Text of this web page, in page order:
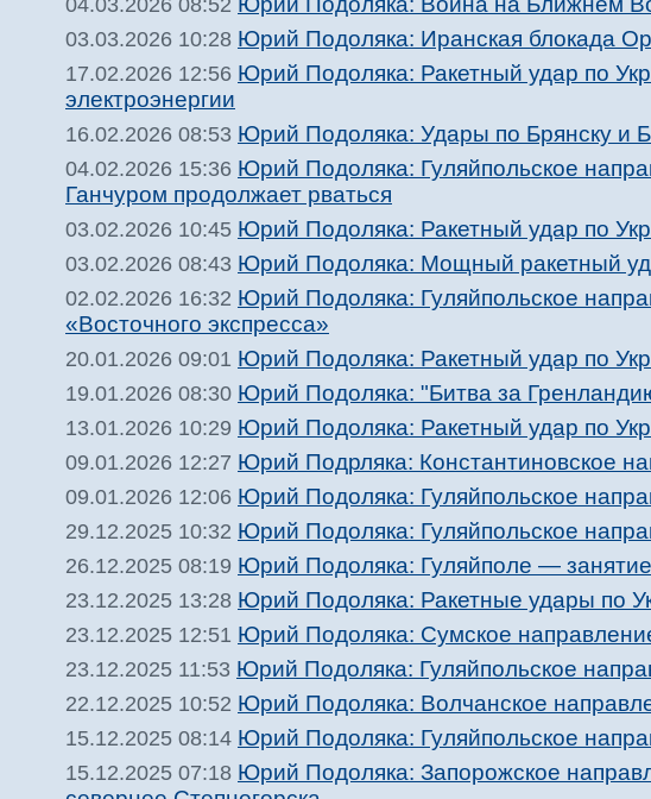
04.03.2026 08:52
03.03.2026 10:28 Юрий Подоляка: Иранская блокада
17.02.2026 12:56 Юрий Подоляка: Ракетный удар по
электроэнергии
16.02.2026 08:53 Юрий Подоляка: Удары по Брянску и
04.02.2026 15:36 Юрий Подоляка: Гуляйпольское
Ганчуром продолжает рваться
03.02.2026 10:45 Юрий Подоляка: Ракетный удар по
03.02.2026 08:43 Юрий Подоляка: Мощный ракетный
02.02.2026 16:32 Юрий Подоляка: Гуляйпольское
«Восточного экспресса»
20.01.2026 09:01 Юрий Подоляка: Ракетный удар по
19.01.2026 08:30 Юрий Подоляка: "Битва за
13.01.2026 10:29 Юрий Подоляка: Ракетный удар по
09.01.2026 12:27 Юрий Подрляка: Константиновское
09.01.2026 12:06 Юрий Подоляка: Гуляйпольское
29.12.2025 10:32 Юрий Подоляка: Гуляйпольское
26.12.2025 08:19 Юрий Подоляка: Гуляйполе —
23.12.2025 13:28 Юрий Подоляка: Ракетные удары по
23.12.2025 12:51 Юрий Подоляка: Сумское
23.12.2025 11:53 Юрий Подоляка: Гуляйпольское
22.12.2025 10:52 Юрий Подоляка: Волчанское
15.12.2025 08:14 Юрий Подоляка: Гуляйпольское
15.12.2025 07:18 Юрий Подоляка: Запорожское